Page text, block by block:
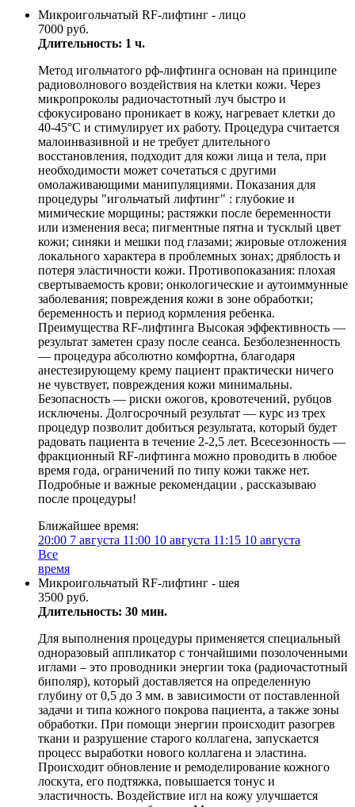
Микроигольчатый RF-лифтинг - лицо
7000 руб.
Длительность: 1 ч.
Метод игольчатого рф-лифтинга основан на принципе
радиоволнового воздействия на клетки кожи. Через
микропроколы радиочастотный луч быстро и
сфокусировано проникает в кожу, нагревает клетки до
40-45°С и стимулирует их работу. Процедура считается
малоинвазивной и не требует длительного
восстановления, подходит для кожи лица и тела, при
необходимости может сочетаться с другими
омолаживающими манипуляциями. Показания для
процедуры "игольчатый лифтинг" : глубокие и
мимические морщины; растяжки после беременности
или изменения веса; пигментные пятна и тусклый цвет
кожи; синяки и мешки под глазами; жировые отложения
локального характера в проблемных зонах; дряблость и
потеря эластичности кожи. Противопоказания: плохая
свертываемость крови; онкологические и аутоиммунные
заболевания; повреждения кожи в зоне обработки;
беременность и период кормления ребенка.
Преимущества RF-лифтинга Высокая эффективность —
результат заметен сразу после сеанса. Безболезненность
— процедура абсолютно комфортна, благодаря
анестезирующему крему пациент практически ничего
не чувствует, повреждения кожи минимальны.
Безопасность — риски ожогов, кровотечений, рубцов
исключены. Долгосрочный результат — курс из трех
процедур позволит добиться результата, который будет
радовать пациента в течение 2-2,5 лет. Всесезонность —
фракционный RF-лифтинга можно проводить в любое
время года, ограничений по типу кожи также нет.
Подробные и важные рекомендации , рассказываю
после процедуры!
Ближайшее время:
20:00 7 августа 11:00 10 августа 11:15 10 августа
Все
время
Микроигольчатый RF-лифтинг - шея
3500 руб.
Длительность: 30 мин.
Для выполнения процедуры применяется специальный
одноразовый аппликатор с тончайшими позолоченными
иглами – это проводники энергии тока (радиочастотный
биполяр), который доставляется на определенную
глубину от 0,5 до 3 мм. в зависимости от поставленной
задачи и типа кожного покрова пациента, а также зоны
обработки. При помощи энергии происходит разогрев
ткани и разрушение старого коллагена, запускается
процесс выработки нового коллагена и эластина.
Происходит обновление и ремоделирование кожного
лоскута, его подтяжка, повышается тонус и
эластичность. Воздействие игл на кожу улучшается